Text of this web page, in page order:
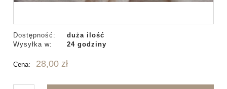
Dostępność:
duża ilość
Wysyłka w:
24 godziny
Cena: 28,00 zł